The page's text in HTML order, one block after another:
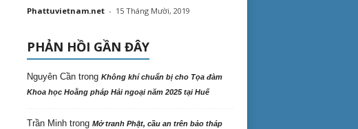
Phattuvietnam.net - 15 Tháng Mười, 2019
PHẢN HỒI GẦN ĐÂY
Nguyên Cầntrong Không khí chuẩn bị cho Tọa đàm
Khoa học Hoằng pháp Hải ngoại năm 2025 tại Huế
Trần Minhtrong Mở tranh Phật, cầu an trên bảo tháp